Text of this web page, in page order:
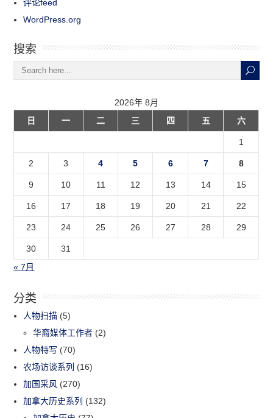
评论feed
WordPress.org
搜索
2026年 8月
日
一 二 三 四 五 六
1
2 3 4 5 6 7 8
9 10 11 12 13 14 15
16 17 18 19 20 21 22
23 24 25 26 27 28 29
30
31
« 7月
分类
人物扫描 (5)
华裔媒体工作者 (2)
人物特写 (70)
农场访谈系列 (16)
加国采风 (270)
加拿大历史系列 (132)